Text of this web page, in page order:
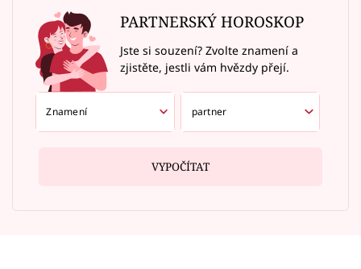
PARTNERSKÝ HOROSKOP
Jste si souzení? Zvolte znamení a
zjistěte, jestli vám hvězdy přejí.
VYPOČÍTAT